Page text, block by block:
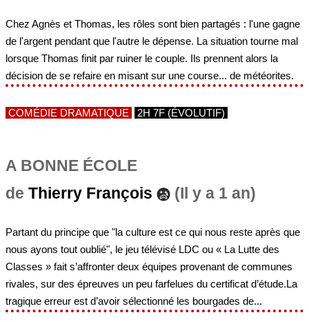
Chez Agnès et Thomas, les rôles sont bien partagés : l'une gagne
de l'argent pendant que l'autre le dépense. La situation tourne mal
lorsque Thomas finit par ruiner le couple. Ils prennent alors la
décision de se refaire en misant sur une course... de météorites.
COMÉDIE DRAMATIQUE 2H 7F (ÉVOLUTIF)
A BONNE ÉCOLE
de Thierry François (Il y a 1 an)
Partant du principe que "la culture est ce qui nous reste après que
nous ayons tout oublié", le jeu télévisé LDC ou « La Lutte des
Classes » fait s’affronter deux équipes provenant de communes
rivales, sur des épreuves un peu farfelues du certificat d’étude.La
tragique erreur est d’avoir sélectionné les bourgades de...